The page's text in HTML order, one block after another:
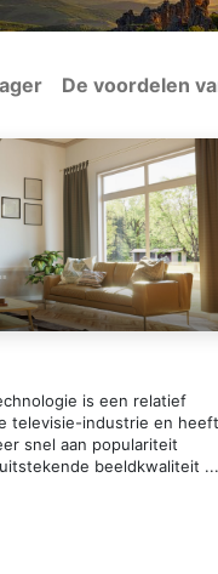
De voordelen
is een relatief
televisie-industrie en heeft
snel aan populariteit
beeldkwaliteit ...